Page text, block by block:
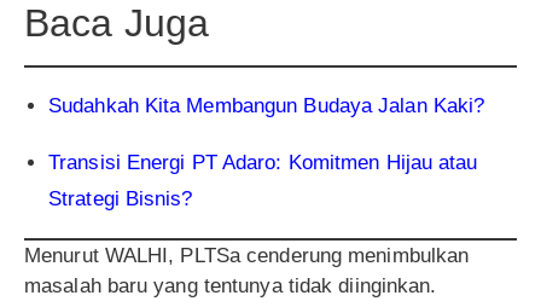
Baca Juga
Sudahkah Kita Membangun Budaya Jalan Kaki?
Transisi Energi PT Adaro: Komitmen Hijau atau
Strategi Bisnis?
Menurut WALHI, PLTSa cenderung menimbulkan
masalah baru yang tentunya tidak diinginkan.